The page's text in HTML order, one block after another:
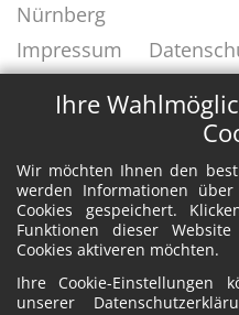
Ihre
Wir möchten Ihnen den
werden Informationen
Cookies gespeichert.
Funktionen dieser
Cookies aktiveren möchten.
Ihre Cookie-
unserer
Nürnberg
Impressum